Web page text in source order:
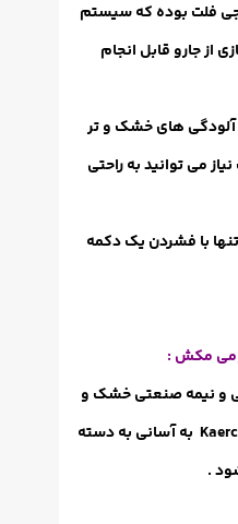
فلت بوده که سیستم
از جارو قابل انجام
آلودگی های خشک و تر
می توانید به راحتی
با فشردن یک دکمه
مکش :
و نیمه صنعتی خشک و
تر Kaercher-premiumWD5 به آسانی به دسته
.